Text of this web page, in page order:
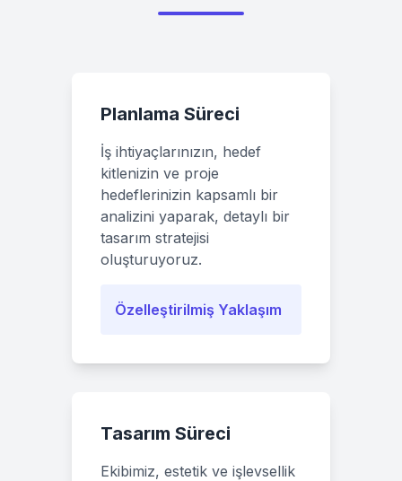
Planlama Süreci
İş ihtiyaçlarınızın, hedef
kitlenizin ve proje
hedeflerinizin kapsamlı bir
analizini yaparak, detaylı bir
tasarım stratejisi
oluşturuyoruz.
Özelleştirilmiş Yaklaşım
Tasarım Süreci
Ekibimiz, estetik ve işlevsellik